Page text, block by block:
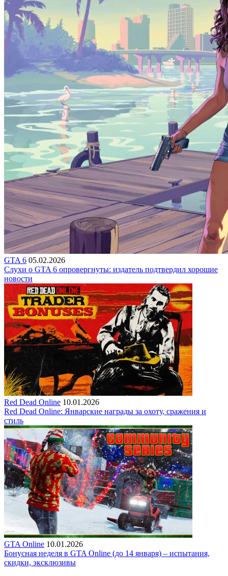
GTA 6 05.02.2026
Слухи о GTA 6 опровергнуты: издатель подтвердил хорошие
новости
Red Dead Online 10.01.2026
Red Dead Online: Январские награды за охоту, сражения и
стиль
GTA Online 10.01.2026
Бонусная неделя в GTA Online (до 14 января) – испытания,
скидки, эксклюзивы